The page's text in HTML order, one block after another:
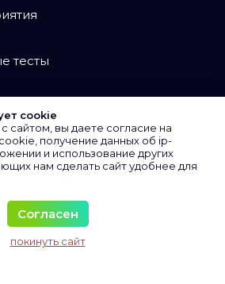
тесты
cookie
сайтом, вы даете согласие на
получение данных об ip-
и использование других
нам сделать сайт удобнее для
Согласен
покинуть сайт